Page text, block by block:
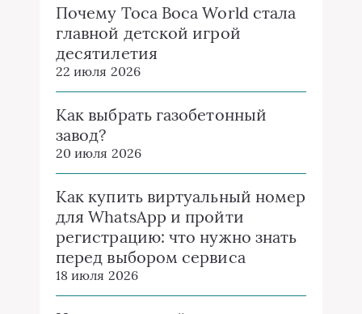
Почему Toca Boca World стала
главной детской игрой
десятилетия
22 июля 2026
Как выбрать газобетонный
завод?
20 июля 2026
Как купить виртуальный номер
для WhatsApp и пройти
регистрацию: что нужно знать
перед выбором сервиса
18 июля 2026